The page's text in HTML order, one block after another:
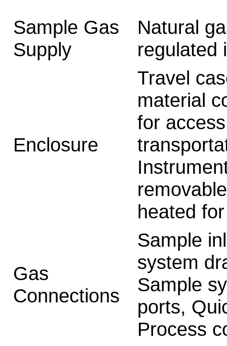
Sample Gas
Supply
Natural
regulated
Enclosure
Travel
material
for
heated
Gas
Connections
Sample
system
Sample
ports,
Process